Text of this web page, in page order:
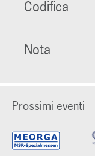
Codifica
Nota
Prossimi eventi